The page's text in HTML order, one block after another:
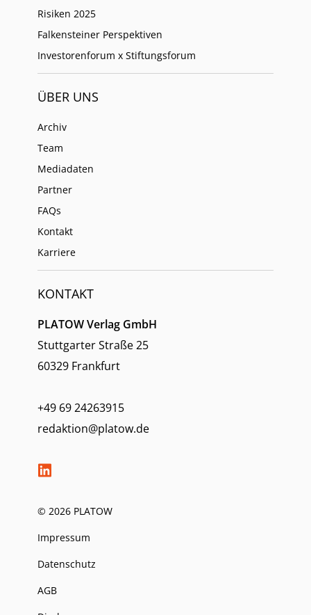
Risiken 2025
Falkensteiner Perspektiven
Investorenforum x Stiftungsforum
ÜBER UNS
Archiv
Team
Mediadaten
Partner
FAQs
Kontakt
Karriere
KONTAKT
PLATOW Verlag GmbH
Stuttgarter Straße 25
60329 Frankfurt
+49 69 24263915
redaktion@platow.de
© 2026 PLATOW
Impressum
Datenschutz
AGB